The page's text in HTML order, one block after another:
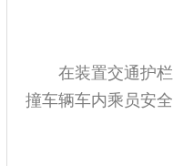
在装置交通护栏
撞车辆车内乘员安